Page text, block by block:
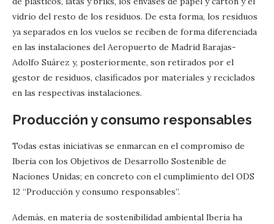
vidrio del resto de los residuos. De esta forma, los residuos
ya separados en los vuelos se reciben de forma diferenciada
en las instalaciones del Aeropuerto de Madrid Barajas-
Adolfo Suárez y, posteriormente, son retirados por el
gestor de residuos, clasificados por materiales y reciclados
en las respectivas instalaciones.
Producción y consumo responsables
Todas estas iniciativas se enmarcan en el compromiso de
Iberia con los Objetivos de Desarrollo Sostenible de
Naciones Unidas; en concreto con el cumplimiento del ODS
12 “Producción y consumo responsables”.
Además, en materia de sostenibilidad ambiental Iberia ha